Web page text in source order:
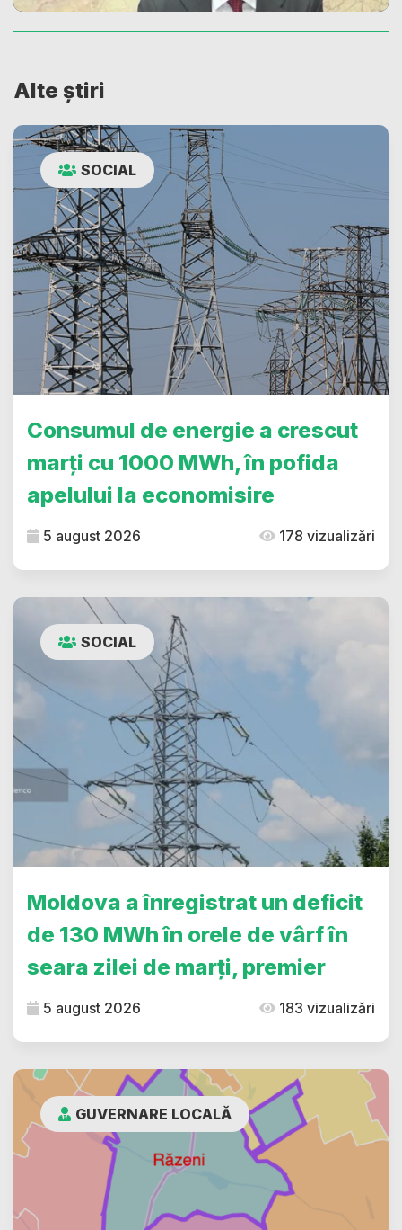
Alte știri
SOCIAL
Consumul de energie a crescut
marți cu 1000 MWh, în pofida
apelului la economisire
5 august 2026 178 vizualizări
SOCIAL
Moldova a înregistrat un deficit
de 130 MWh în orele de vârf în
seara zilei de marți, premier
5 august 2026 183 vizualizări
GUVERNARE LOCALĂ